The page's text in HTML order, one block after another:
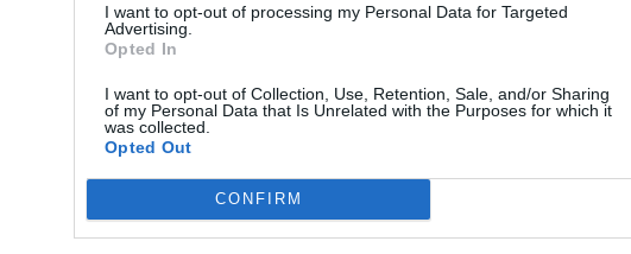
I want to opt-out of processing my Personal Data for Targeted
Advertising.
Opted In
I want to opt-out of Collection, Use, Retention, Sale, and/or Sharing
of my Personal Data that Is Unrelated with the Purposes for which it
was collected.
Opted Out
CONFIRM